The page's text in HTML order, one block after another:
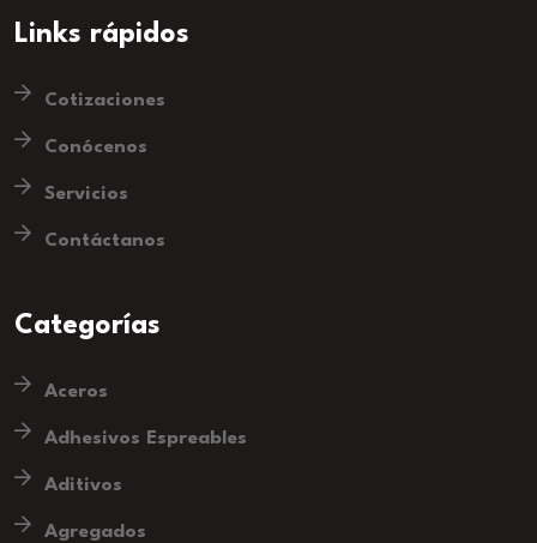
Links rápidos
Cotizaciones
Conócenos
Servicios
Contáctanos
Categorías
Aceros
Adhesivos Espreables
Aditivos
Agregados